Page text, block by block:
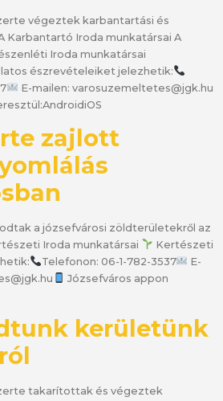
végeztek karbantartási és
Karbantartó Iroda munkatársai A
Iroda munkatársai
észrevételeiket jelezhetik:
E-mailen: varosuzemeltetes@jgk.hu
zajlott
a józsefvárosi zöldterületekről az
Iroda munkatársai
Kertészeti
Telefonon: 06-1-782-3537
E-
Józsefváros appon
kerületünk
takarítottak és végeztek